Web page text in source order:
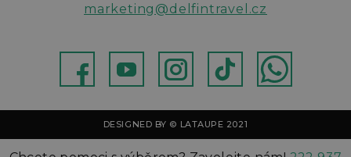
marketing@delfintravel.cz
InstagramTikTokWhatsApp
DESIGNED BY © LATAUPE 2021